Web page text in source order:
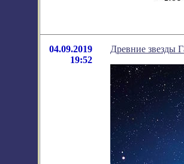
04.09.2019
19:52
Древние звезды